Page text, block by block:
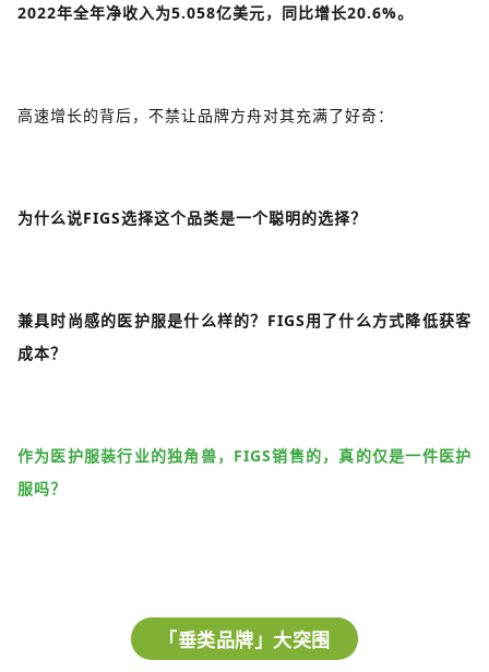
2022年全年净收入为5.058亿美元，同比增长20.6%。
高速增长的背后，不禁让品牌方舟对其充满了好奇：
为什么说FIGS选择这个品类是一个聪明的选择？
兼具时尚感的医护服是什么样的？FIGS用了什么方式降低获客
成本？
作为医护服装行业的独角兽，FIGS销售的，真的仅是一件医护
服吗？
「垂类品牌」大突围